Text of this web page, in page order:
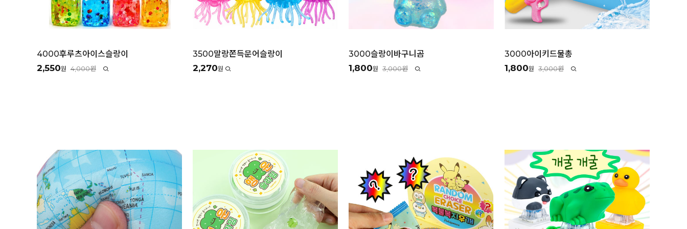
4000후루츠아이스슬랑이
2,550원 4,000원
3500말랑쫀득문어슬랑이
2,270원
3000슬랑이바구니곰
1,800원 3,000원
3000아이키드물총
1,800원 3,000원